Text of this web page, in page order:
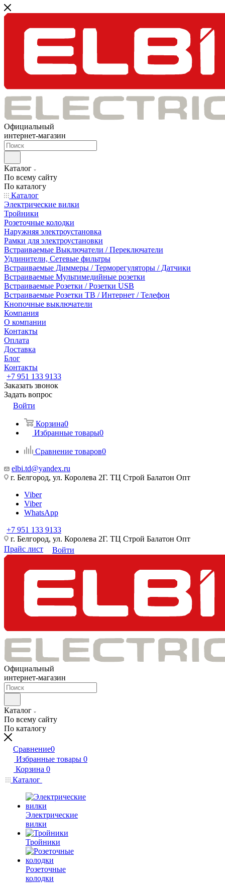
Официальный
интернет-магазин
Каталог
По всему сайту
По каталогу
Каталог
Электрические вилки
Тройники
Розеточные колодки
Наружняя электроустановка
Рамки для электроустановки
Встраиваемые Выключатели / Переключатели
Удлинители, Сетевые фильтры
Встраиваемые Диммеры / Терморегуляторы / Датчики
Встраиваемые Мультимедийные розетки
Встраиваемые Розетки / Розетки USB
Встраиваемые Розетки ТВ / Интернет / Телефон
Кнопочные выключатели
Компания
О компании
Контакты
Оплата
Доставка
Блог
Контакты
+7 951 133 9133
Заказать звонок
Задать вопрос
Войти
Корзина0
Избранные товары0
Сравнение товаров0
elbi.td@yandex.ru
г. Белгород, ул. Королева 2Г. ТЦ Строй Балатон Опт
Viber
Viber
WhatsApp
+7 951 133 9133
г. Белгород, ул. Королева 2Г. ТЦ Строй Балатон Опт
Прайс лист
Войти
Официальный
интернет-магазин
Каталог
По всему сайту
По каталогу
Сравнение0
Избранные товары 0
Корзина 0
Каталог
Электрические
вилки
Тройники
Розеточные
колодки